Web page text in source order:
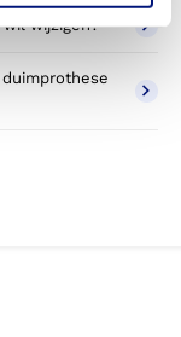
wijzigen?